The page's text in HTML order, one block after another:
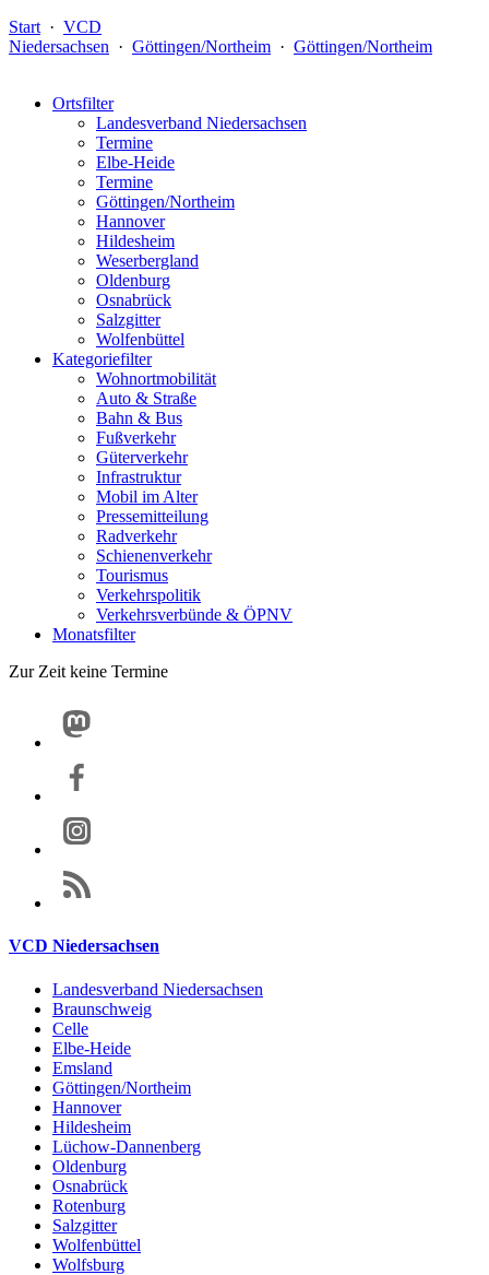
Start · VCD
Niedersachsen · Göttingen/Northeim · Göttingen/Northeim
Ortsfilter
Landesverband Niedersachsen
Termine
Elbe-Heide
Termine
Göttingen/Northeim
Hannover
Hildesheim
Weserbergland
Oldenburg
Osnabrück
Salzgitter
Wolfenbüttel
Kategoriefilter
Wohnortmobilität
Auto & Straße
Bahn & Bus
Fußverkehr
Güterverkehr
Infrastruktur
Mobil im Alter
Pressemitteilung
Radverkehr
Schienenverkehr
Tourismus
Verkehrspolitik
Verkehrsverbünde & ÖPNV
Monatsfilter
Zur Zeit keine Termine
VCD Niedersachsen
Landesverband Niedersachsen
Braunschweig
Celle
Elbe-Heide
Emsland
Göttingen/Northeim
Hannover
Hildesheim
Lüchow-Dannenberg
Oldenburg
Osnabrück
Rotenburg
Salzgitter
Wolfenbüttel
Wolfsburg